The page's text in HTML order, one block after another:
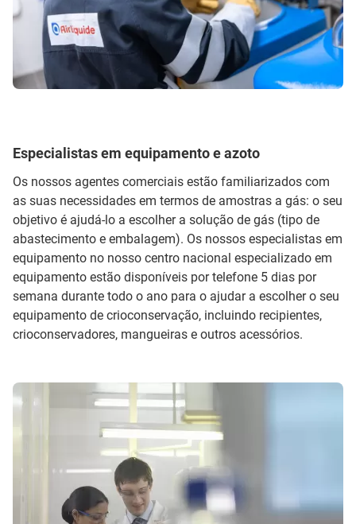
Especialistas em equipamento e azoto
Os nossos agentes comerciais estão familiarizados com
as suas necessidades em termos de amostras a gás: o seu
objetivo é ajudá-lo a escolher a solução de gás (tipo de
abastecimento e embalagem). Os nossos especialistas em
equipamento no nosso centro nacional especializado em
equipamento estão disponíveis por telefone 5 dias por
semana durante todo o ano para o ajudar a escolher o seu
equipamento de crioconservação, incluindo recipientes,
crioconservadores, mangueiras e outros acessórios.